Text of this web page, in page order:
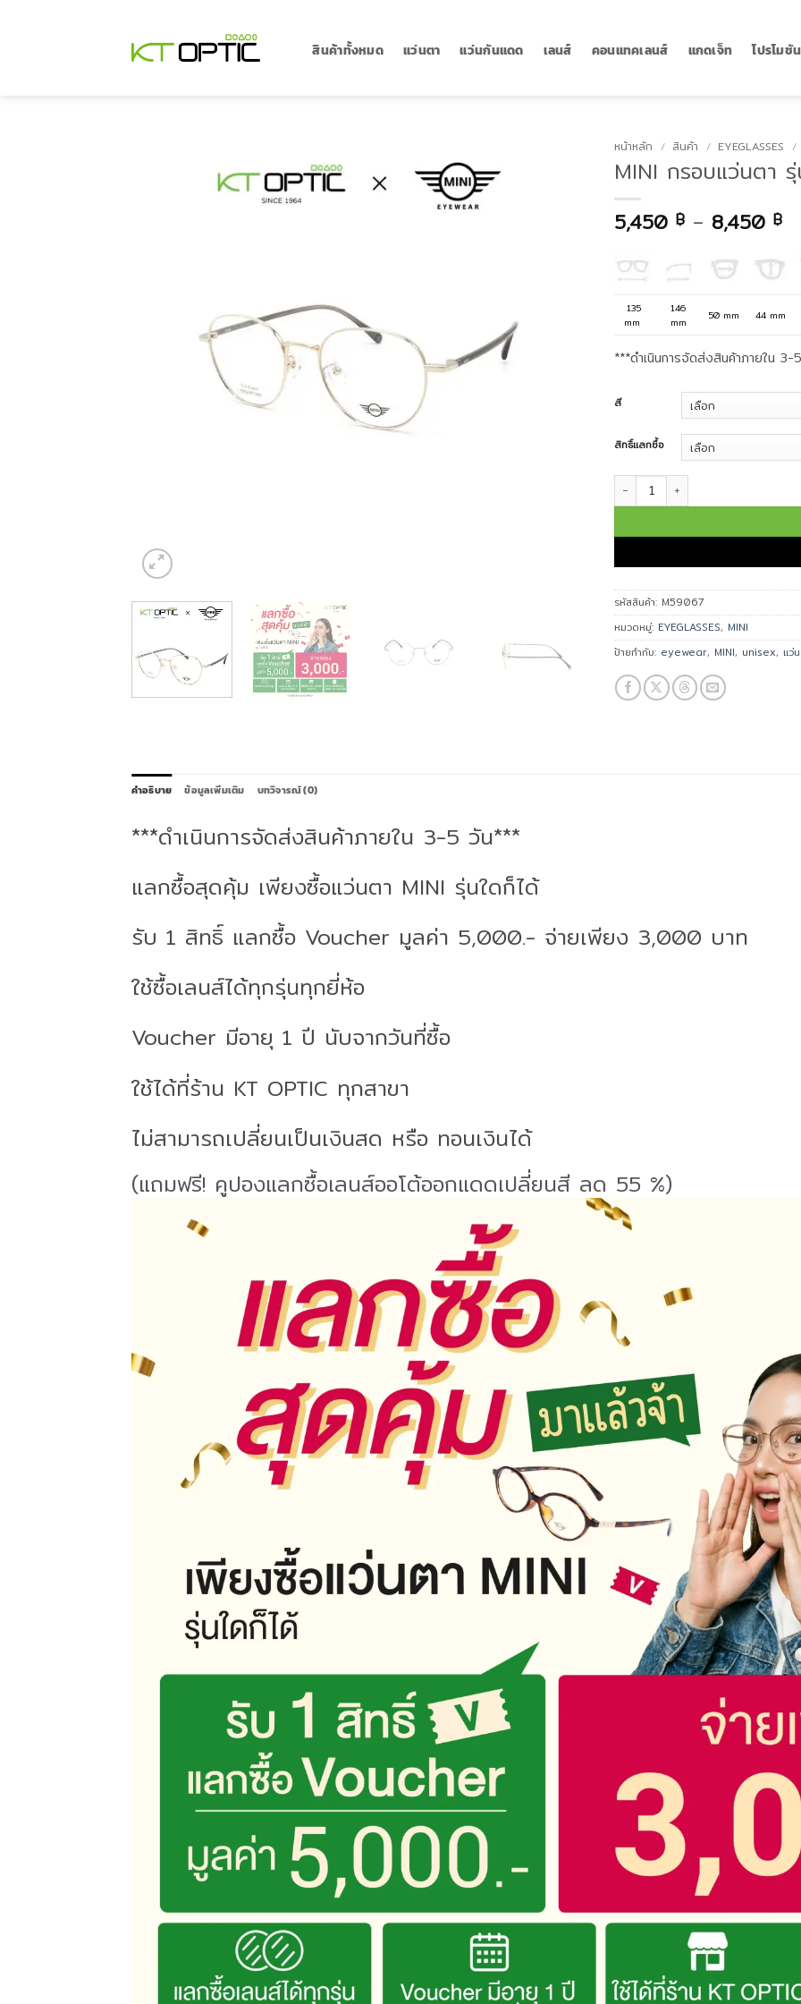
สินค้าทั้งหมด แว่นตา แว่นกันแดด เลนส์ คอนแทคเลนส์ แกดเจ็ท โปรโมชัน
หน้าหลัก / สินค้า / EYEGLASSES /
MINI กรอบแว่นตา
5,450 ฿ – 8,450 ฿
135
mm
146
mm
50 mm 44 mm
***ดำเนินการจัดส่งสินค้าภายใน
สี
สิทธิ์แลกซื้อ
จำนวน MINI กรอบแว่นตา รุ่น
รหัสสินค้า: M59067
หมวดหมู่: EYEGLASSES, MINI
ป้ายกำกับ: eyewear, MINI, unisex, แว่
คำอธิบาย ข้อมูลเพิ่มเติม บทวิจารณ์ (0)
***ดำเนินการจัดส่งสินค้าภายใน 3-5 วัน***
แลกซื้อสุดคุ้ม เพียงซื้อแว่นตา MINI รุ่นใดก็ได้
รับ 1 สิทธิ์ แลกซื้อ Voucher มูลค่า 5,000.- จ่ายเพียง 3,000 บาท
ใช้ซื้อเลนส์ได้ทุกรุ่นทุกยี่ห้อ
Voucher มีอายุ 1 ปี นับจากวันที่ซื้อ
ใช้ได้ที่ร้าน KT OPTIC ทุกสาขา
ไม่สามารถเปลี่ยนเป็นเงินสด หรือ ทอนเงินได้
(แถมฟรี! คูปองแลกซื้อเลนส์ออโต้ออกแดดเปลี่ยนสี ลด 55 %)